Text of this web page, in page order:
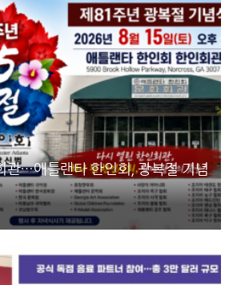
관…애틀랜타 한인회, 광복절 기념